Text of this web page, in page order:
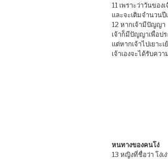
11 เพราะว่าวันของ
และจะเติมจำนวนปี
12 หากเจ้ามีปัญญา
เจ้าก็มีปัญญาเพื่อปร
แต่หากเจ้าไปเยาะ
เจ้าเองจะได้รับคว
หนทางของคนโง่
13 หญิงที่ชื่อว่า โง่เ